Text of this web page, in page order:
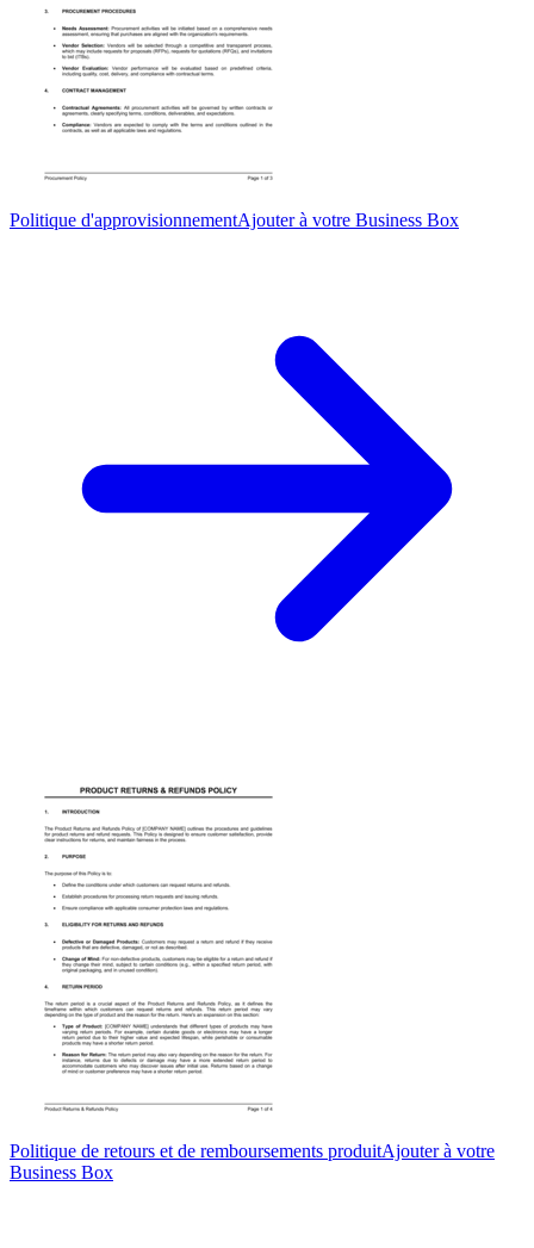
Politique d'approvisionnementAjouter à votre Business Box
Politique de retours et de remboursements produitAjouter à votre
Business Box